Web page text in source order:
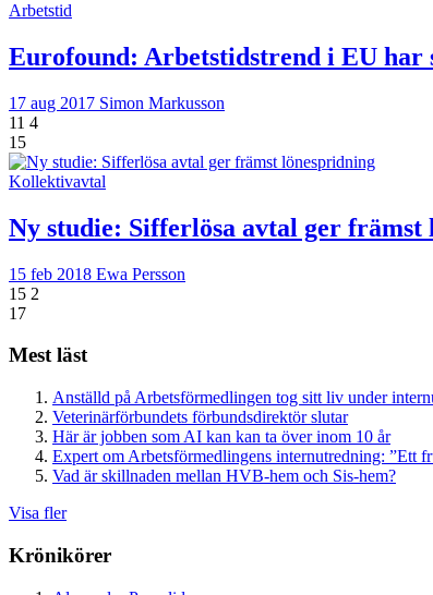
Arbetstid
Eurofound: Arbetstidstrend i EU har
17 aug 2017 Simon Markusson
11 4
15
Kollektivavtal
Ny studie: Sifferlösa avtal ger främst
15 feb 2018 Ewa Persson
15 2
17
Mest läst
Anställd på Arbetsförmedlingen tog sitt liv under
Veterinärförbundets förbundsdirektör slutar
Här är jobben som AI kan kan ta över inom 10 år
Expert om Arbetsförmedlingens internutredning: ”Ett
Vad är skillnaden mellan HVB-hem och Sis-hem?
Visa fler
Krönikörer